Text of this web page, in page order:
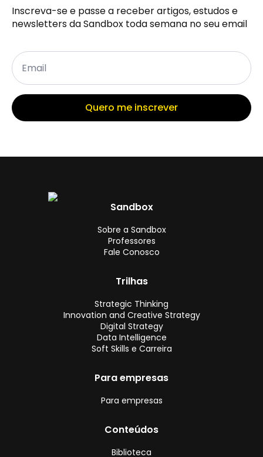
Inscreva-se e passe a receber artigos, estudos e
newsletters da Sandbox toda semana no seu email
Email
*
Quero me inscrever
Sandbox
Sobre a Sandbox
Professores
Fale Conosco
Trilhas
Strategic Thinking
Innovation and Creative Strategy
Digital Strategy
Data Intelligence
Soft Skills e Carreira
Para empresas
Para empresas
Conteúdos
Biblioteca